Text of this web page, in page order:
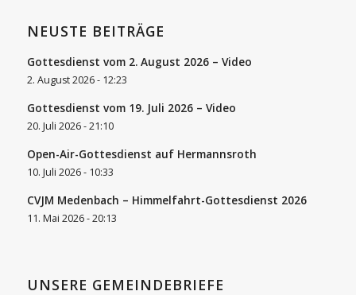
NEUSTE BEITRÄGE
Gottesdienst vom 2. August 2026 – Video
2. August 2026 - 12:23
Gottesdienst vom 19. Juli 2026 – Video
20. Juli 2026 - 21:10
Open-Air-Gottesdienst auf Hermannsroth
10. Juli 2026 - 10:33
CVJM Medenbach – Himmelfahrt-Gottesdienst 2026
11. Mai 2026 - 20:13
UNSERE GEMEINDEBRIEFE